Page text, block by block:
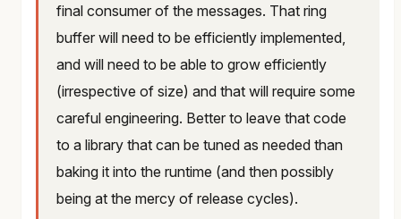
final consumer of the messages. That ring
buffer will need to be efficiently implemented,
and will need to be able to grow efficiently
(irrespective of size) and that will require some
careful engineering. Better to leave that code
to a library that can be tuned as needed than
baking it into the runtime (and then possibly
being at the mercy of release cycles).